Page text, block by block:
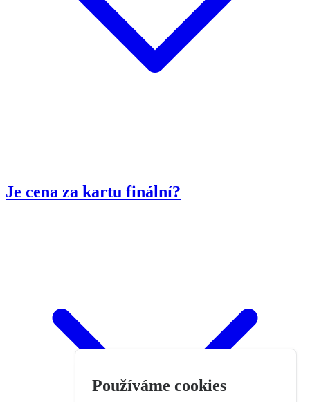
Je cena za kartu finální?
Používáme cookies